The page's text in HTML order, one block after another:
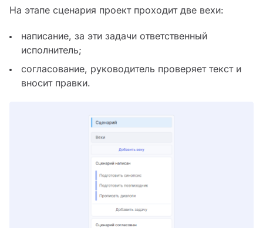
На этапе сценария проект проходит две вехи:
написание, за эти задачи ответственный
исполнитель;
согласование, руководитель проверяет текст и
вносит правки.